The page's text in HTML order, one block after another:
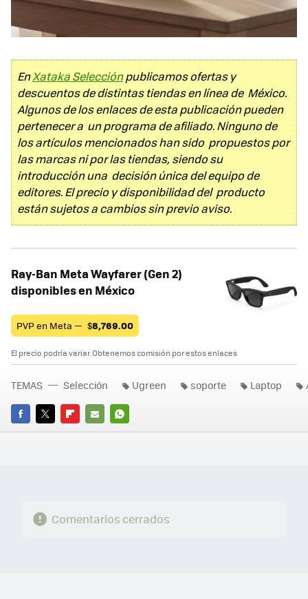
EnXataka Selecciónpublicamos ofertas y
descuentos de distintas tiendas en línea de México.
Algunos de los enlaces de esta publicación pueden
pertenecer a un programa de afiliado. Ninguno de
los artículos mencionados han sido propuestos por
las marcas ni por las tiendas, siendo su
introducción una decisión única del equipo de
editores. El precio y disponibilidad del producto
están sujetos a cambios sin previo aviso.
Ray-Ban Meta Wayfarer (Gen 2)
disponibles en México
PVP en Meta — $8,769.00
El precio podría variar. Obtenemos comisión por estos enlaces
FACEBOOK
TWITTERFLIPBOARD
E-
WHATSAPP
TEMAS Selección Ugreen soporte Laptop
Comentarios cerrados